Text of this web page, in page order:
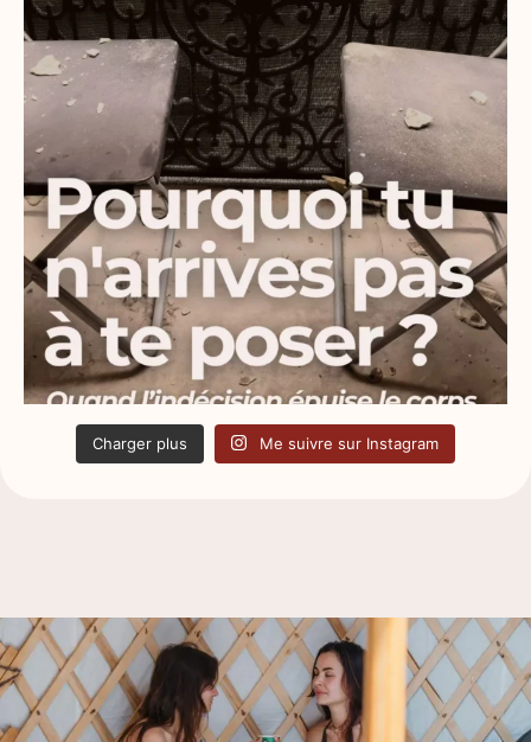
Charger plus Me suivre sur Instagram